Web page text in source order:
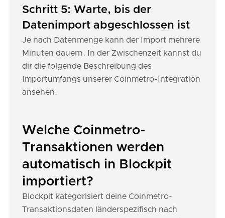
Schritt 5: Warte, bis der
Datenimport abgeschlossen ist
Je nach Datenmenge kann der Import mehrere
Minuten dauern. In der Zwischenzeit kannst du
dir die folgende Beschreibung des
Importumfangs unserer Coinmetro-Integration
ansehen.
Welche Coinmetro-
Transaktionen werden
automatisch in Blockpit
importiert?
Blockpit kategorisiert deine Coinmetro-
Transaktionsdaten länderspezifisch nach